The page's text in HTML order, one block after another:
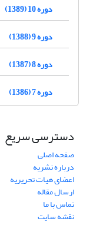
دوره 10 (1389)
دوره 9 (1388)
دوره 8 (1387)
دوره 7 (1386)
دسترسی سریع
صفحه اصلی
درباره نشریه
اعضای هیات تحریریه
ارسال مقاله
تماس با ما
نقشه سایت